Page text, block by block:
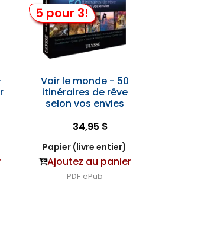
5 pour 3!
Voir le monde - 50
itinéraires de rêve
selon vos envies
34,95 $
Papier (livre entier)
Ajoutez au panier
PDF ePub